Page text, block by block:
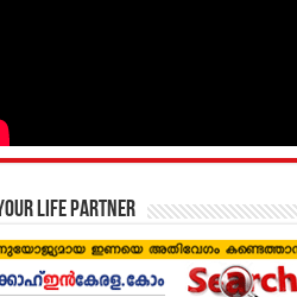
life partner